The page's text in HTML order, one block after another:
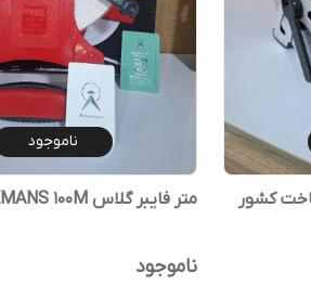
ای فلزی 50متری ساخت کشور
ناموجود
متر فایبر گلاس FREEMANS 100M
ناموجود